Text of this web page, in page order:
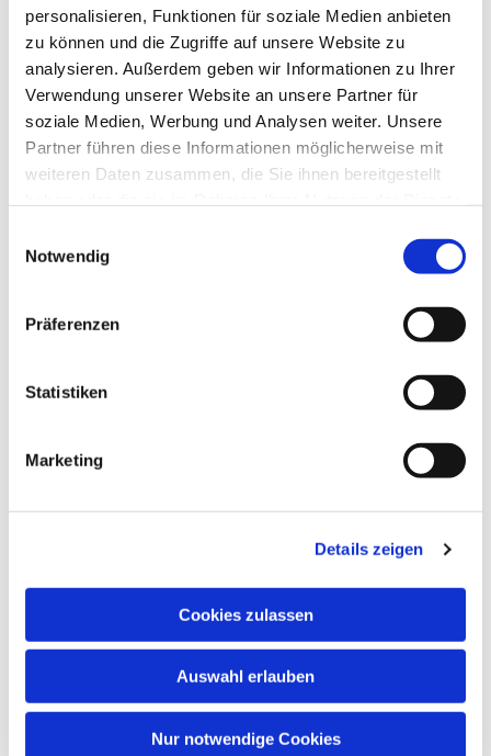
personalisieren, Funktionen für soziale Medien anbieten
zu können und die Zugriffe auf unsere Website zu
analysieren. Außerdem geben wir Informationen zu Ihrer
Verwendung unserer Website an unsere Partner für
soziale Medien, Werbung und Analysen weiter. Unsere
Partner führen diese Informationen möglicherweise mit
weiteren Daten zusammen, die Sie ihnen bereitgestellt
Notwendig
Präferenzen
Statistiken
Marketing
Details zeigen
Cookies zulassen
Auswahl erlauben
Nur notwendige Cookies
Dies könnte Sie auch